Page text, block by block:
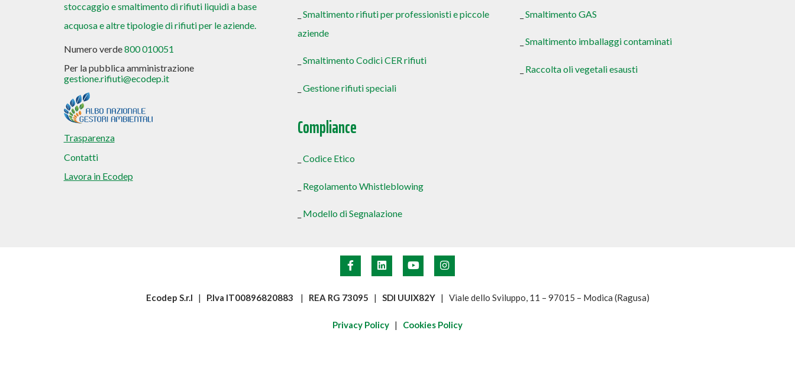
stoccaggio e smaltimento di rifiuti liquidi a base
acquosa e altre tipologie di rifiuti per le aziende.
Numero verde800 010051
Per la pubblica amministrazione
gestione.rifiuti@ecodep.it
Trasparenza
Contatti
Lavora in Ecodep
Smaltimento rifiuti per professionisti e piccole
aziende
Smaltimento Codici CER rifiuti
Gestione rifiuti speciali
Compliance
Codice Etico
Regolamento Whistleblowing
Modello di Segnalazione
Smaltimento GAS
Smaltimento imballaggi contaminati
Raccolta oli vegetali esausti
Ecodep S.r.l | P.Iva IT00896820883 | REA RG 73095 | SDI UUIX82Y | Viale dello Sviluppo, 11 – 97015 – Modica (Ragusa)
Privacy Policy | Cookies Policy